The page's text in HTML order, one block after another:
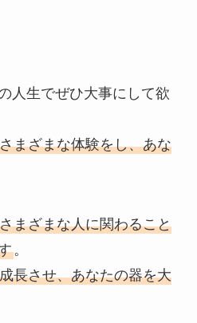
人生でぜひ大事にして欲
まざまな体験をし、あな
まざまな人に関わること
。
長させ、あなたの器を大